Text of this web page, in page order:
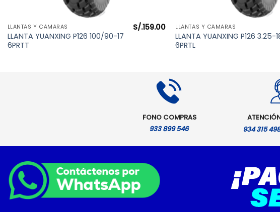
VISTA RÁPIDA
LLANTAS Y CÁMARAS
LLANTA YUANXING P126 100/90-17
6PRTT
S/.159.00 VISTA RÁPIDA
LLANTAS Y CÁMARAS
LLANTA YUANXING P126 3.25-
6PRTL
FONO COMPRAS
933 899 546
934 315